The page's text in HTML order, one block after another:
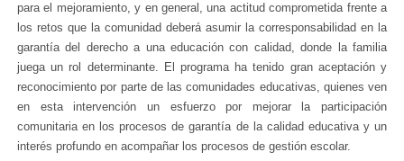
para el mejoramiento, y en general, una actitud comprometida frente a
los retos que la comunidad deberá asumir la corresponsabilidad en la
garantía del derecho a una educación con calidad, donde la familia
juega un rol determinante. El programa ha tenido gran aceptación y
reconocimiento por parte de las comunidades educativas, quienes ven
en esta intervención un esfuerzo por mejorar la participación
comunitaria en los procesos de garantía de la calidad educativa y un
interés profundo en acompañar los procesos de gestión escolar.